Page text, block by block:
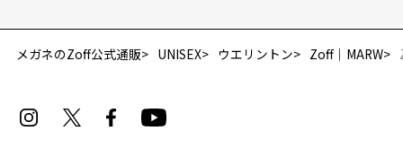
ゾフ・カスタマーサポート
TEL：0120-013-883
メガネのZoff公式通販 UNISEX ウエリントン Zoff｜MARW